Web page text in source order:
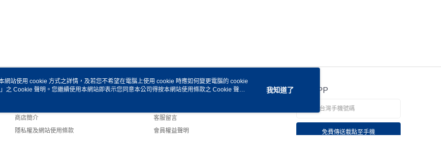
關於我們
商店簡介
隱私權及網站使用條款
客服資訊
客服留言
會員權益聲明
官方APP
免費傳送載點至手機
網站使用 cookie 方式之詳情，及若您不希望在電腦上使用 cookie 時應如何變更電腦的 cookie
」之 Cookie 聲明。您繼續使用本網站即表示您同意本公司得按本網站使用條款之 Cookie 聲明
我知道了